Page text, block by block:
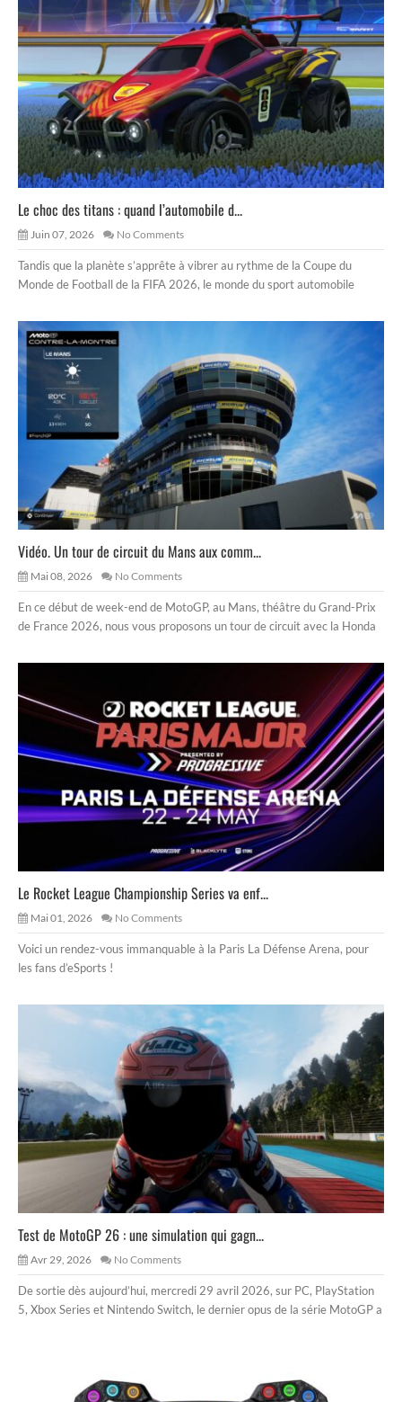
Le choc des titans : quand l’automobile d...
Juin 07, 2026 No Comments
Tandis que la planète s’apprête à vibrer au rythme de la Coupe du
Monde de Football de la FIFA 2026, le monde du sport automobile
Vidéo. Un tour de circuit du Mans aux comm...
Mai 08, 2026 No Comments
En ce début de week-end de MotoGP, au Mans, théâtre du Grand-Prix
de France 2026, nous vous proposons un tour de circuit avec la Honda
Le Rocket League Championship Series va enf...
Mai 01, 2026 No Comments
Voici un rendez-vous immanquable à la Paris La Défense Arena, pour
les fans d’eSports !
Test de MotoGP 26 : une simulation qui gagn...
Avr 29, 2026 No Comments
De sortie dès aujourd’hui, mercredi 29 avril 2026, sur PC, PlayStation
5, Xbox Series et Nintendo Switch, le dernier opus de la série MotoGP a